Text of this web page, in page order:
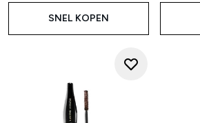
SNEL KOPEN